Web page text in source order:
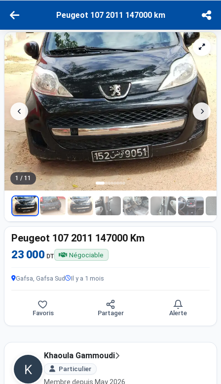
Peugeot 107 2011 147000 km
1 / 11
Peugeot 107 2011 147000 Km
23 000 DT Négociable
Gafsa, Gafsa Sud Il y a 1 mois
Favoris Partager Alerte
Khaoula Gammoudi
Particulier
Membre depuis May 2026